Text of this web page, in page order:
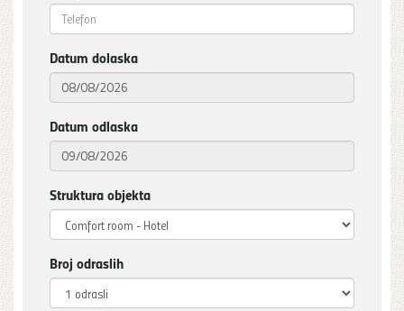
Datum dolaska
Datum odlaska
Struktura objekta
Broj odraslih